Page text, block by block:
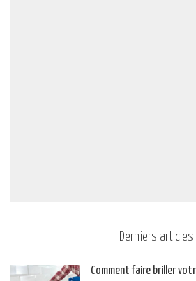
Derniers articles
Comment faire briller